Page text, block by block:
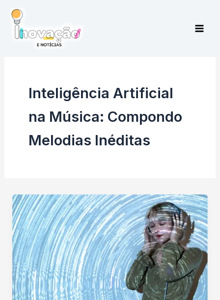
para
Inteligência Artificial
na Música: Compondo
Melodias Inéditas